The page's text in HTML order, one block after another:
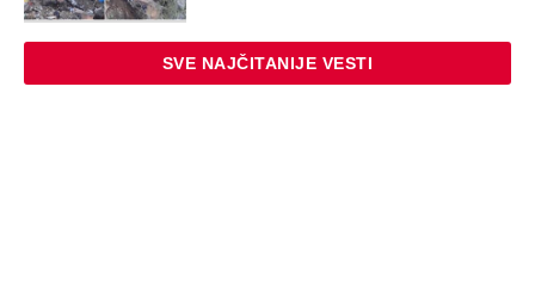
SVE NAJČITANIJE VESTI